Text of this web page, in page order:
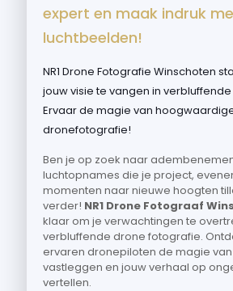
expert en maak indruk
luchtbeelden!
NR1 Drone Fotografie Winschoten
jouw visie te vangen in
Ervaar de magie van
dronefotografie!
Ben je op zoek naar
luchtopnames die je project,
momenten naar nieuwe hoogten
verder! NR1 Drone Fotograaf
klaar om je verwachtingen te
verbluffende drone fotografie.
ervaren dronepiloten de magie
vastleggen en jouw verhaal op
vertellen.